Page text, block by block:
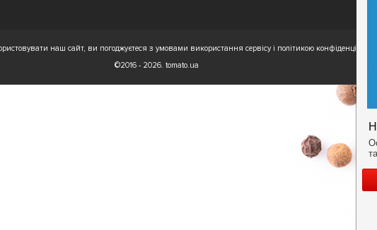
наш сайт, ви погоджуєтеся з умовами використання сервісу і політикою конфіденційності.
©2016 - 2026. tomato.ua